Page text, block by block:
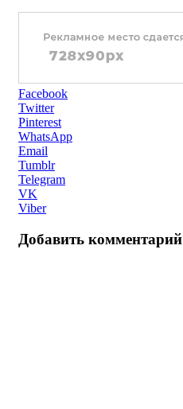
Facebook
Twitter
Pinterest
WhatsApp
Email
Tumblr
Telegram
VK
Viber
Добавить комментарий